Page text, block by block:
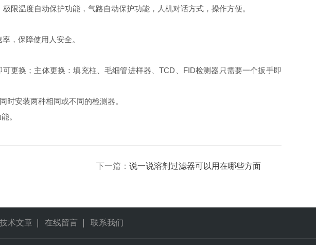
温度自动保护功能，气路自动保护功能，人机对话方式，操作方便。
，保障使用人安全。
更换；主体更换：填充柱、毛细管进样器、TCD、FID检测器只需要一个扳手即
安装两种相同或不同的检测器。
。
下一篇： 说一说溶剂过滤器可以用在哪些方面
技术文章 在线留言 联系我们